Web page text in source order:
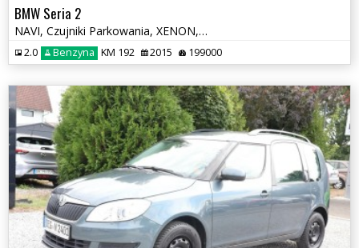
BMW Seria 2
NAVI, Czujniki Parkowania, XENON, Tempomat, Multifunkcja, Alu, Zadbany
2.0 Benzyna KM 192 2015 199000